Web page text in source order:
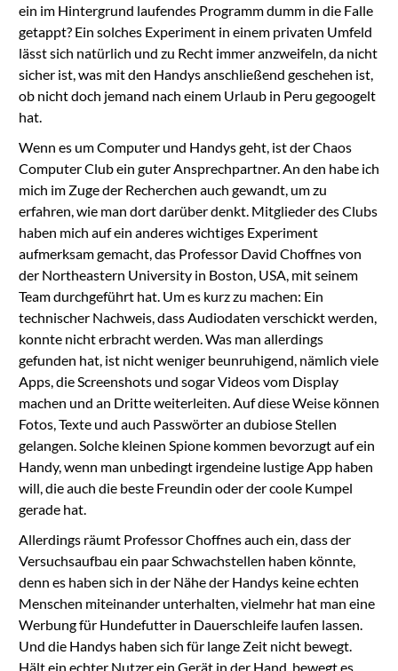
ein im Hintergrund laufendes Programm dumm in die Falle
getappt? Ein solches Experiment in einem privaten Umfeld
lässt sich natürlich und zu Recht immer anzweifeln, da nicht
sicher ist, was mit den Handys anschließend geschehen ist,
ob nicht doch jemand nach einem Urlaub in Peru gegoogelt
hat.
Wenn es um Computer und Handys geht, ist der Chaos
Computer Club ein guter Ansprechpartner. An den habe ich
mich im Zuge der Recherchen auch gewandt, um zu
erfahren, wie man dort darüber denkt. Mitglieder des Clubs
haben mich auf ein anderes wichtiges Experiment
aufmerksam gemacht, das Professor David Choffnes von
der Northeastern University in Boston, USA, mit seinem
Team durchgeführt hat. Um es kurz zu machen: Ein
technischer Nachweis, dass Audiodaten verschickt werden,
konnte nicht erbracht werden. Was man allerdings
gefunden hat, ist nicht weniger beunruhigend, nämlich viele
Apps, die Screenshots und sogar Videos vom Display
machen und an Dritte weiterleiten. Auf diese Weise können
Fotos, Texte und auch Passwörter an dubiose Stellen
gelangen. Solche kleinen Spione kommen bevorzugt auf ein
Handy, wenn man unbedingt irgendeine lustige App haben
will, die auch die beste Freundin oder der coole Kumpel
gerade hat.
Allerdings räumt Professor Choffnes auch ein, dass der
Versuchsaufbau ein paar Schwachstellen haben könnte,
denn es haben sich in der Nähe der Handys keine echten
Menschen miteinander unterhalten, vielmehr hat man eine
Werbung für Hundefutter in Dauerschleife laufen lassen.
Und die Handys haben sich für lange Zeit nicht bewegt.
Hält ein echter Nutzer ein Gerät in der Hand, bewegt es